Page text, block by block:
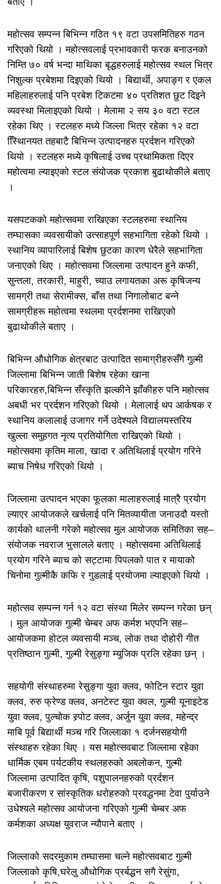
महोत्सव सम्पन्न बिभिन्न गठित १९ वटा उपसमितिहरु गठन
गरिएको थियो । महोत्सवलाई प्रभावकारी फरक बनाउनको
निम्ति ७० वर्ष भन्दा माथिका बृद्धहरुलाई महोत्सव स्थल भित्र
निशुल्क प्रबेशमा दिइएको थियो । बिद्यार्थी, अपाङ्ग र एकल
महिलाहरुलाई पनि प्रबेश टिकटमा ४० प्रतिशत छुट दिइने
व्यवस्था मिलाइएको थियो । मेलामा २ सय ३० वटा स्टल
रहेका थिए । स्टलहरु मध्ये जिल्ला भित्र रहेका १२ वटा
स्थाििनयत तहबाटै बिभिन्न उत्पादनहरु प्रर्दशन गरिएको
थियो । स्टलहरु मध्ये कृषिलाई उच्च प्रथामिकता दिएर
महोत्वमा ल्याइएको स्टल संयोजक प्रकाश बुढाथोकीले बताए
।
यसपटकको महोत्सवमा राखिएका स्टलहरुमा स्थानिय
तम्घासका व्यवसायीको उत्साहपूर्ण सहभागिता रहेको थियो ।
स्थानिय व्यापारिलाई बिशेष छुटका कारण धेरैले सहभागिता
जनाएको थिए । महोत्सवमा जिल्लामा उत्पादन हुने कफी,
सुन्तला, तरकारी, माहुरी, च्याउ लगायतका अरू कृषिजन्य
सामग्री तथा सेरामीक्स, बाँस तथा निगालोबाट बन्ने
सामग्रीहरू महोत्वमा स्थलमा प्रर्दशनमा राखिएको
बुढाथोकीले बताए ।
बिभिन्न औधोगिक क्षेत्रबाट उत्पादित सामाग्रीहरुसँगै गुल्मी
जिल्लामा बिभिन्न जाती बिशेष रहेका खाना
परिकारहरु,बिभिन्न सँस्कृति झल्कीने झाँकीहरु पनि महोत्सव
अबधी भर प्रर्दशन गरिएको थियो । मेलालाई थप आर्कषक र
स्थानिय कलालाई उजागर गर्ने उदेश्यले विद्यालयस्तरिय
खुल्ला समुहगत नृत्य प्रतियोगिता राखिएको थियो ।
महोत्सवमा कृतिम माला, खादा र अतिथिलाई प्रयोग गरिने
ब्याच निषेध गरिएको थियो ।
जिल्लामा उत्पादन भएका फूलका मालाहरुलाई मात्रै प्रयोग
ल्याएर आयोजकले खर्चलाई पनि मितव्यायीता जनाउदौ यस्तो
कार्यको थालनी गरेको महोत्सव मुल आयोजक समितिका सह–
संयोजक नवराज भुसालले बताए । महोत्सवमा अतिथिलाई
प्रयोग गरिने ब्याच को सट्टामा पिपलको पात र मायाको
चिनोमा गुल्मीकै कफि र गुडलाई प्रयोजमा ल्याइएको थियो ।
महोत्सव सम्पन्न गर्न १२ वटा संस्था मिलेर सम्पन्न गरेका छन्
। मुल आयोजक गुल्मी चेम्बर अफ कर्मश भएपनि सह–
आयोजकमा होटल व्यवसायी मञ्च, लोक तथा दोहोरी गीत
प्रतिष्ठान गुल्मी, गुल्मी रेसुङ्गा म्युजिक प्रलि रहेका छन् ।
सहयोगी संस्थाहरुमा रेसुङ्गा युवा क्लव, फोटिन स्टार युवा
क्लव, रुरु फ्रेण्ड क्लव, अनटेस्ट युवा क्वल, गुल्मी यूनाइटेड
युवा क्लव, पुल्चोक स्र्पोट क्लव, अर्जुन युवा क्लव, महेन्द्र
माबि पूर्व बिद्यार्थी मञ्च गरि जिल्लाका १ दर्जनसहयोगी
संस्थाहरु रहेका थिए । यस महोत्सवबाट जिल्लामा रहेका
धार्मिक एबम पर्यटकीय स्थलहरुको अबलोकन, गुल्मी
जिल्लामा उत्पादित कृषि, पशुपालनहरुको प्रर्दशन
बजारीकरण र सांस्कृतिक धरोहरुको प्रवद्धनमा टेवा पुर्याउने
उधेश्यले महोत्सव आयोजना गरिएको गुल्मी चेम्बर अफ
कर्मशका अध्यक्ष युवराज न्यौपाने बताए ।
जिल्लाको सदरमुकाम तम्घासमा चल्ने महोत्सवबाट गुल्मी
जिल्लाको कृषि,घरेलु औधोगिक प्रर्बद्धन सगै रेसुंगा,